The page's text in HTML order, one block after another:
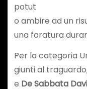
potut
o ambire ad un
una foratura
Per la categoria
giunti al
e De Sabbata